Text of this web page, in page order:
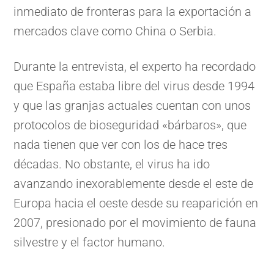
inmediato de fronteras para la exportación a
mercados clave como China o Serbia.
Durante la entrevista, el experto ha recordado
que España estaba libre del virus desde 1994
y que las granjas actuales cuentan con unos
protocolos de bioseguridad «bárbaros», que
nada tienen que ver con los de hace tres
décadas. No obstante, el virus ha ido
avanzando inexorablemente desde el este de
Europa hacia el oeste desde su reaparición en
2007, presionado por el movimiento de fauna
silvestre y el factor humano.